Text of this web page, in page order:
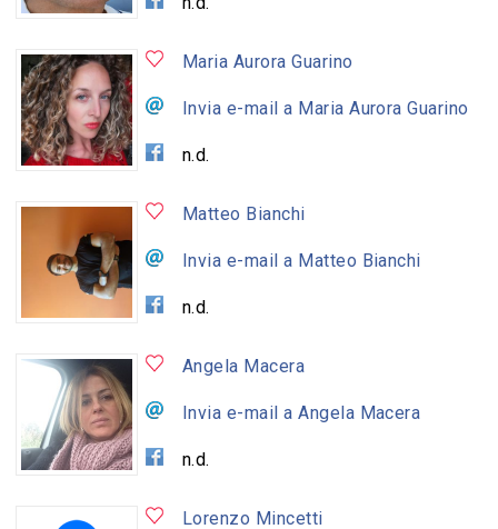
Maria Aurora Guarino
Invia e-mail a Maria Aurora Guarino
n.d.
Matteo Bianchi
Invia e-mail a Matteo Bianchi
n.d.
Angela Macera
Invia e-mail a Angela Macera
n.d.
Lorenzo Mincetti